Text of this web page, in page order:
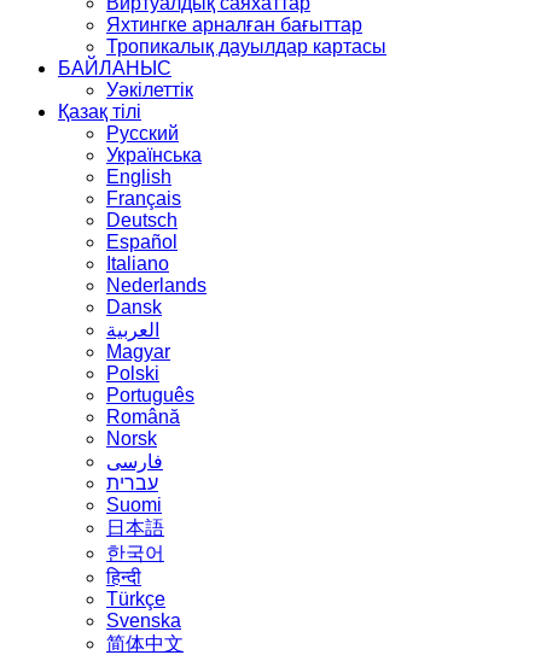
Яхтингке арналған бағыттар
Тропикалық дауылдар картасы
БАЙЛАНЫС
Уәкілеттік
Қазақ тілі
Русский
Українська
English
Français
Deutsch
Español
Italiano
Nederlands
Dansk
العربية
Magyar
Polski
Português
Română
Norsk
فارسی
עברית
Suomi
日本語
한국어
हिन्दी
Türkçe
Svenska
简体中文